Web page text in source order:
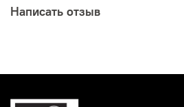
Написать отзыв